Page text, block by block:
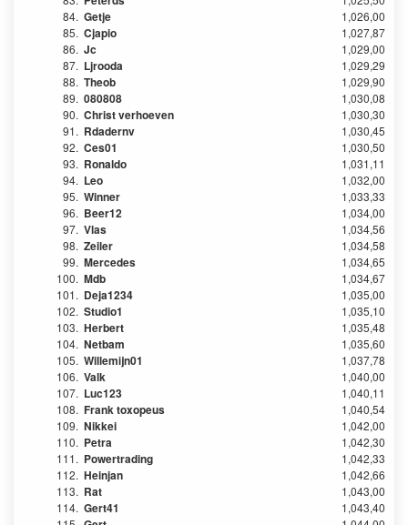
84. Getje
1,026,00
85. Cjapio
1,027,87
86. Jc
1,029,00
87. Ljrooda
1,029,29
88. Theob
1,029,90
89. 080808
1,030,08
90. Christ verhoeven
1,030,30
91. Rdadernv
1,030,45
92. Ces01
1,030,50
93. Ronaldo
1,031,11
94. Leo
1,032,00
95. Winner
1,033,33
96. Beer12
1,034,00
97. Vlas
1,034,56
98. Zeiler
1,034,58
99. Mercedes
1,034,65
100. Mdb
1,034,67
101. Deja1234
1,035,00
102. Studio1
1,035,10
103. Herbert
1,035,48
104. Netbam
1,035,60
105. Willemijn01
1,037,78
106. Valk
1,040,00
107. Luc123
1,040,11
108. Frank toxopeus
1,040,54
109. Nikkei
1,042,00
110. Petra
1,042,30
111. Powertrading
1,042,33
112. Heinjan
1,042,66
113. Rat
1,043,00
114. Gert41
1,043,40